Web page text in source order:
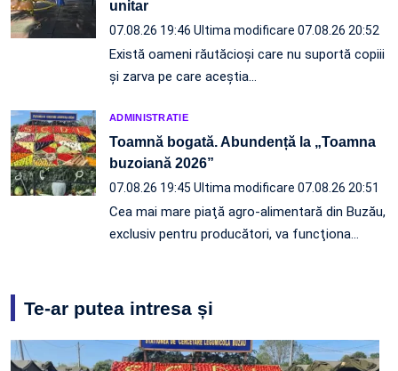
unitar
07.08.26 19:46 Ultima modificare 07.08.26 20:52
Există oameni răutăcioși care nu suportă copiii
și zarva pe care aceștia…
ADMINISTRATIE
Toamnă bogată. Abundență la „Toamna
buzoiană 2026”
07.08.26 19:45 Ultima modificare 07.08.26 20:51
Cea mai mare piaţă agro-alimentară din Buzău,
exclusiv pentru producători, va funcţiona…
Te-ar putea intresa și